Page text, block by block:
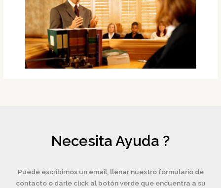
Necesita Ayuda ?
Puede escribirnos un email, llenar nuestro formulario de
contacto o darle click al botón verde que encuentra a su